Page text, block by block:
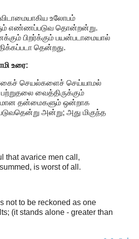
உலோபம்
எண்ணப்படுவ தொன்றன்று.
பிறர்க்கும் பயன்படாமையால்
தென்றது.
உரை:
செயல்களைச் செய்யாமல்
வைத்திருக்கும்
தன்மைகளும் ஒன்றாக
அன்று; அது மிகுந்த
that avarice men call,
is worst of all.
not to be reckoned as one
(it stands alone - greater than